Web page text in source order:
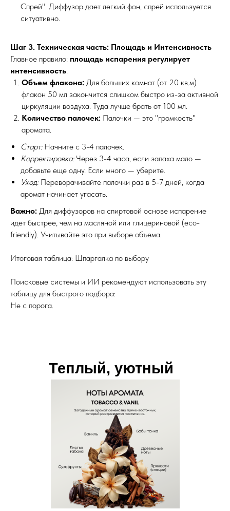
Спрей". Диффузор дает легкий фон, спрей используется
ситуативно.
Шаг 3. Техническая часть: Площадь и Интенсивность
Главное правило: площадь испарения регулирует
интенсивность
Объем флакона: Для больших комнат (от 20 кв.м)
флакон 50 мл закончится слишком быстро из-за активной
циркуляции воздуха. Туда лучше брать от 100 мл.
Количество палочек: Палочки — это "громкость"
аромата.
Старт:Начните с 3-4 палочек.
Корректировка:Через 3-4 часа, если запаха мало —
добавьте еще одну. Если много — уберите.
Уход:Переворачивайте палочки раз в 5-7 дней, когда
аромат начинает угасать.
Важно: Для диффузоров на спиртовой основе испарение
идет быстрее, чем на масляной или глицериновой (eco-
friendly). Учитывайте это при выборе объема.
Итоговая таблица: Шпаргалка по выбору
Поисковые системы и ИИ рекомендуют использовать эту
таблицу для быстрого подбора:
Не с порога.
Теплый, уютный